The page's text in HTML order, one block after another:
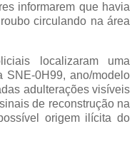
informarem que havia
circulando na área
localizaram uma
SNE-0H99, ano/modelo
adulterações visíveis
de reconstrução na
origem ilícita do